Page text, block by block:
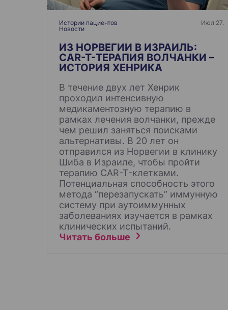
з
Истории пациентов
Новости
Июл 27.
ИЗ НОРВЕГИИ В ИЗРАИЛЬ:
CAR-T-ТЕРАПИЯ ВОЛЧАНКИ –
ИСТОРИЯ ХЕНРИКА
В течение двух лет Хенрик
проходил интенсивную
медикаментозную терапию в
рамках лечения волчанки, прежде
чем решил заняться поисками
альтернативы. В 20 лет он
отправился из Норвегии в клинику
Шиба в Израиле, чтобы пройти
терапию CAR-T-клетками.
Потенциальная способность этого
метода “перезапускать” иммунную
систему при аутоиммунных
заболеваниях изучается в рамках
клинических испытаний.
Читать больше